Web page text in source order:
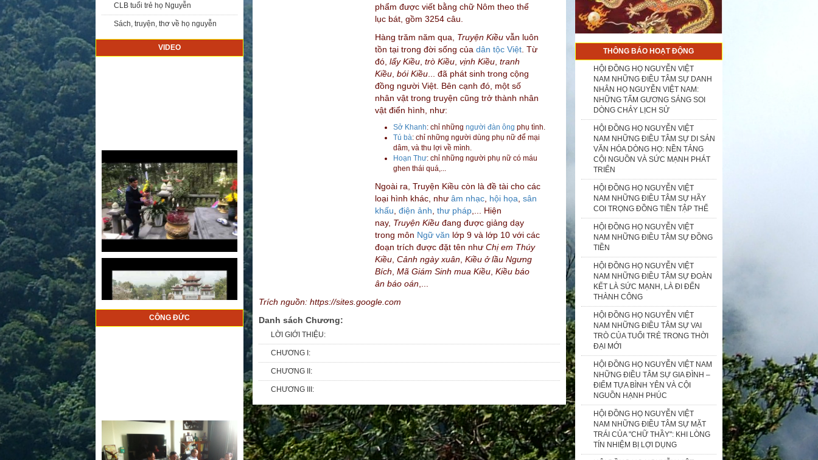
CLB tuổi trẻ họ Nguyễn
Sách, truyện, thơ về họ nguyễn
VIDEO
CÔNG ĐỨC
phẩm được viết bằng chữ Nôm theo thể
lục bát, gồm 3254 câu.
Hàng trăm năm qua, Truyện Kiều vẫn luôn
tồn tại trong đời sống củadân tộc Việt . Từ
đó,lẩy Kiều ,trò Kiều ,vịnh Kiều ,tranh
Kiều ,bói Kiều ... đã phát sinh trong cộng
đồng người Việt. Bên cạnh đó, một số
nhân vật trong truyện cũng trở thành nhân
vật điển hình, như:
Sở Khanh: chỉ nhữngngười đàn ông phụ tình.
Tú bà: chỉ những người dùng phụ nữ để mại
dâm, và thu lợi về mình.
Hoạn Thư: chỉ những người phụ nữ có máu
ghen thái quá,...
Ngoài ra, Truyện Kiều còn là đề tài cho các
loại hình khác, nhưâm nhạc hội họa ,sân
khấu ,điện ảnh ,thư pháp ,... Hiện
nay, Truyện Kiều đang được giảng dạy
trong môn Ngữ văn lớp 9 và lớp 10 với các
đoạn trích được đặt tên nhưChị em Thúy
Kiều ,Cảnh ngày xuân ,Kiều ở lầu Ngưng
Bích ,Mã Giám Sinh mua Kiều ,Kiều báo
ân báo oán
Trích nguồn: https://sites.google.com
Danh sách Chương:
LỜI GIỚI THIỆU:
CHƯƠNG I:
CHƯƠNG II:
CHƯƠNG III:
THÔNG BÁO HOẠT ĐỘNG
HỘI ĐỒNG HỌ NGUYỄN VIỆT
NAM NHỮNG ĐIỀU TÂM SỰ DANH
NHÂN HỌ NGUYỄN VIỆT NAM:
NHỮNG TẤM GƯƠNG SÁNG SOI
DÒNG CHẢY LỊCH SỬ
HỘI ĐỒNG HỌ NGUYỄN VIỆT
NAM NHỮNG ĐIỀU TÂM SỰ DI SẢN
VĂN HÓA DÒNG HỌ: NỀN TẢNG
CỘI NGUỒN VÀ SỨC MẠNH PHÁT
TRIỂN
HỘI ĐỒNG HỌ NGUYỄN VIỆT
NAM NHỮNG ĐIỀU TÂM SỰ HÃY
COI TRỌNG ĐỒNG TIỀN TẬP THỂ
HỘI ĐỒNG HỌ NGUYỄN VIỆT
NAM NHỮNG ĐIỀU TÂM SỰ ĐỒNG
TIỀN
HỘI ĐỒNG HỌ NGUYỄN VIỆT
NAM NHỮNG ĐIỀU TÂM SỰ ĐOÀN
KẾT LÀ SỨC MẠNH, LÀ ĐI ĐẾN
THÀNH CÔNG
HỘI ĐỒNG HỌ NGUYỄN VIỆT
NAM NHỮNG ĐIỀU TÂM SỰ VAI
TRÒ CỦA TUỔI TRẺ TRONG THỜI
ĐẠI MỚI
HỘI ĐỒNG HỌ NGUYỄN VIỆT NAM
NHỮNG ĐIỀU TÂM SỰ GIA ĐÌNH –
ĐIỂM TỰA BÌNH YÊN VÀ CỘI
NGUỒN HẠNH PHÚC
HỘI ĐỒNG HỌ NGUYỄN VIỆT
NAM NHỮNG ĐIỀU TÂM SỰ MẶT
TRÁI CỦA "CHỮ THẦY": KHI LÒNG
TÍN NHIỆM BỊ LỢI DỤNG